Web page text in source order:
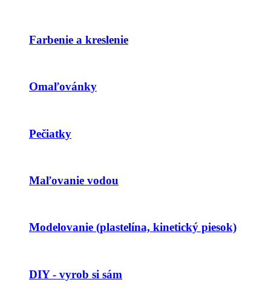
Farbenie a kreslenie
Omaľovánky
Pečiatky
Maľovanie vodou
Modelovanie (plastelína, kinetický piesok)
DIY - vyrob si sám